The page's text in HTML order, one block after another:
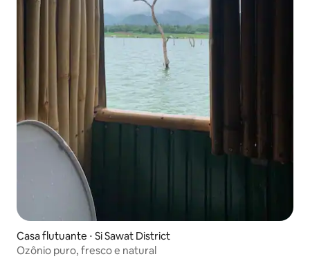
Casa flutuante ⋅ Si Sawat District
Ozônio puro, fresco e natural